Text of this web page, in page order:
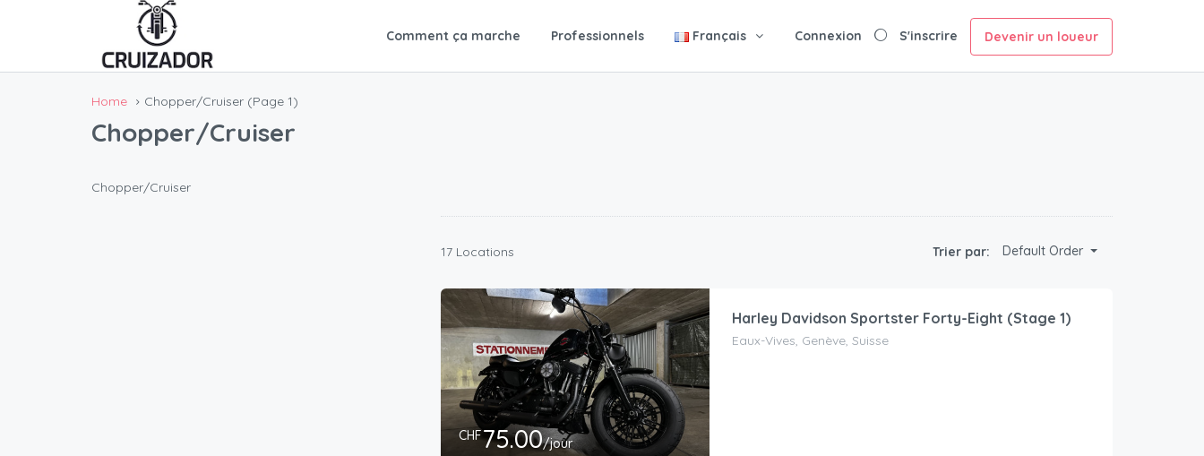
Comment ça marche Professionnels Français Connexion S'inscrire Devenir un loueur
Home Chopper/Cruiser (Page 1)
Chopper/Cruiser
Chopper/Cruiser
17 Locations Trier par: Default Order
CHF75.00/jour
Harley Davidson Sportster Forty-Eight (Stage 1)
Eaux-Vives, Genève, Suisse